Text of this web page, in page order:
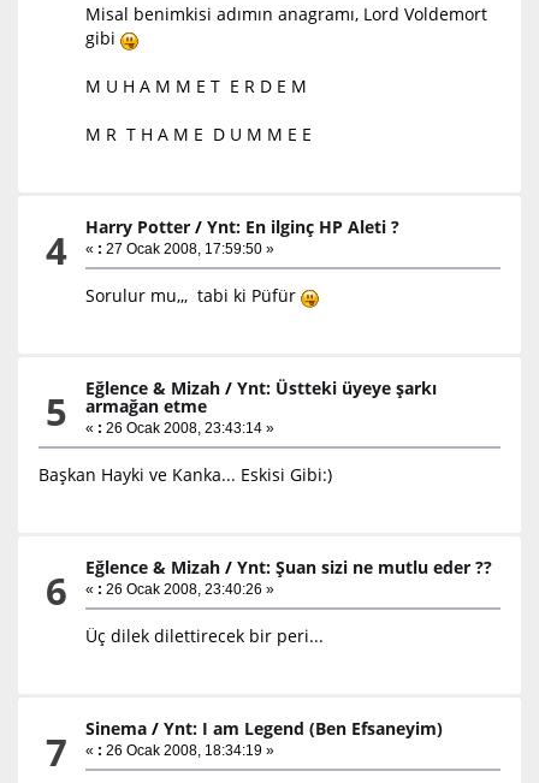
Misal benimkisi adımın anagramı, Lord Voldemort
gibi
M U H A M M E T E R D E M
M R T H A M E D U M M E E
4 Harry Potter /Ynt: En ilginç HP Aleti ?
« : 27 Ocak 2008, 17:59:50 »
Sorulur mu,,, tabi ki Püfür
5 Eğlence & Mizah /Ynt: Üstteki üyeye şarkı
armağan etme
« : 26 Ocak 2008, 23:43:14 »
Başkan Hayki ve Kanka... Eskisi Gibi:)
6 Eğlence & Mizah /Ynt: Şuan sizi ne mutlu eder ??
« : 26 Ocak 2008, 23:40:26 »
Üç dilek dilettirecek bir peri...
7 Sinema /Ynt: I am Legend (Ben Efsaneyim)
« : 26 Ocak 2008, 18:34:19 »